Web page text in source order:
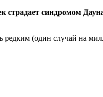
страдает синдромом
редким (один случай на